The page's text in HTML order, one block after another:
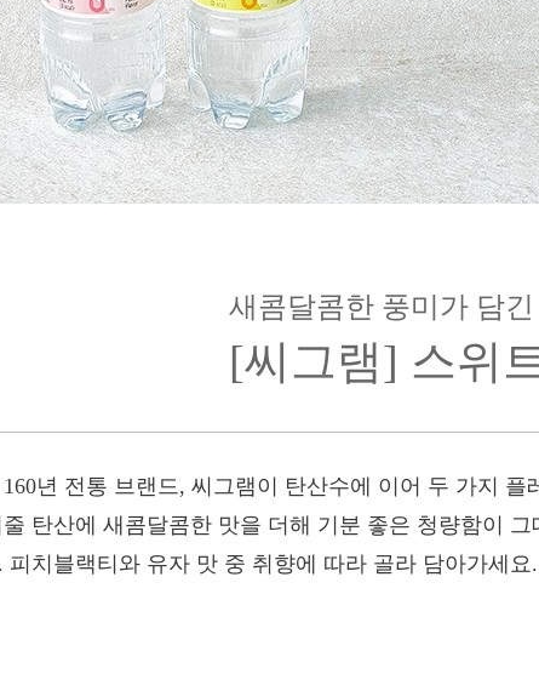
새콤달콤한 풍미가 담
[씨그램] 스위
년 전통 브랜드, 씨그램이 탄산수에 이어 두 가지
탄산에 새콤달콤한 맛을 더해 기분 좋은 청량함이
피치블랙티와 유자 맛 중 취향에 따라 골라 담아가세요.